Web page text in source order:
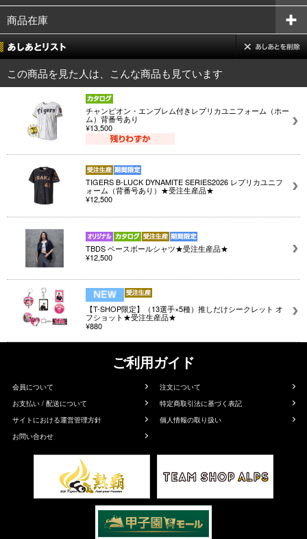
商品在庫
この商品を見た人は、こんな商品も見ています
チャンピオン・エンブレム付きレプリカユニフォーム（ホー
ム）背番号あり
¥13,500
TIGERS B-LUCK DYNAMITE SERIES2026 レプリカユニフ
ォーム（背番号あり）★受注生産品★
¥12,500
TBDS ベースボールシャツ★受注生産品★
¥12,500
【T-SHOP限定】（13選手×5種）推しだけシークレット オ
フショット★受注生産品★
¥880
ご利用ガイド
会員について
注文について
お支払い / 配送について
特定商取引法に基づく表記
サイトにおける運営管理方針
個人情報の取り扱い
お問い合わせ